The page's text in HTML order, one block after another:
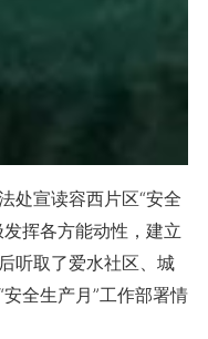
宣读容西片区“安全
挥各方能动性，建立
听取了爱水社区、城
全生产月”工作部署情